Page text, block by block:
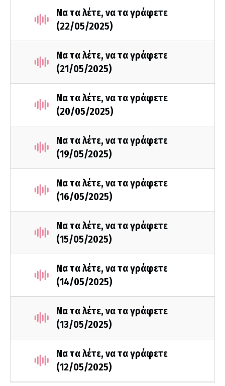
Να τα λέτε, να τα γράφετε
(22/05/2025)
Να τα λέτε, να τα γράφετε
(21/05/2025)
Να τα λέτε, να τα γράφετε
(20/05/2025)
Να τα λέτε, να τα γράφετε
(19/05/2025)
Να τα λέτε, να τα γράφετε
(16/05/2025)
Να τα λέτε, να τα γράφετε
(15/05/2025)
Να τα λέτε, να τα γράφετε
(14/05/2025)
Να τα λέτε, να τα γράφετε
(13/05/2025)
Να τα λέτε, να τα γράφετε
(12/05/2025)